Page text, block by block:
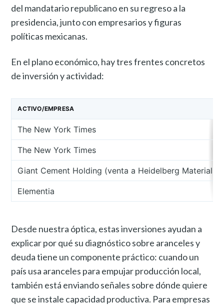
del mandatario republicano en su regreso a la
presidencia, junto con empresarios y figuras
políticas mexicanas.
En el plano económico, hay tres frentes concretos
de inversión y actividad:
ACTIVO/EMPRESA
The New York Times
The New York Times
Giant Cement Holding (venta a Heidelberg Materials)
Elementia
Desde nuestra óptica, estas inversiones ayudan a
explicar por qué su diagnóstico sobre aranceles y
deuda tiene un componente práctico: cuando un
país usa aranceles para empujar producción local,
también está enviando señales sobre dónde quiere
que se instale capacidad productiva. Para empresas